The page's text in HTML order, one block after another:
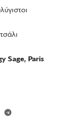
Sage, Paris